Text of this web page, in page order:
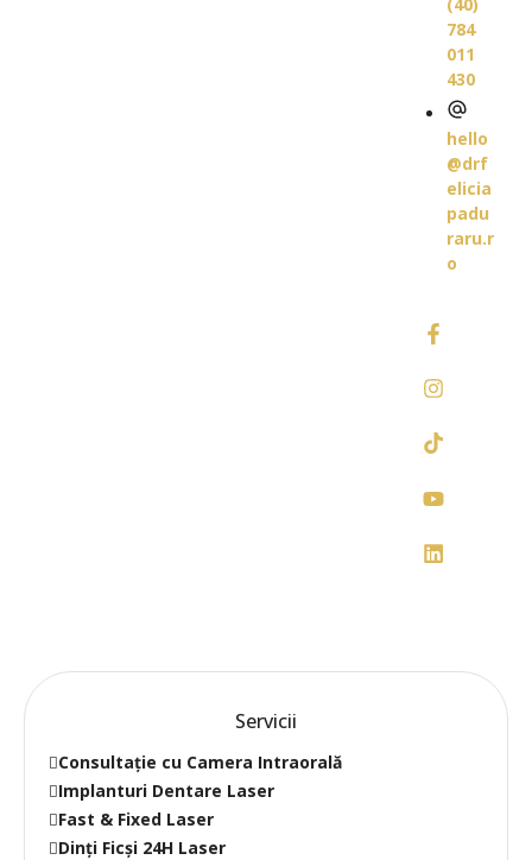
784
011
430
hello
@drf
elicia
padu
raru.r
o
Servicii
Consultație cu Camera Intraorală
Implanturi Dentare Laser
Fast & Fixed Laser
Dinți Ficși 24H Laser